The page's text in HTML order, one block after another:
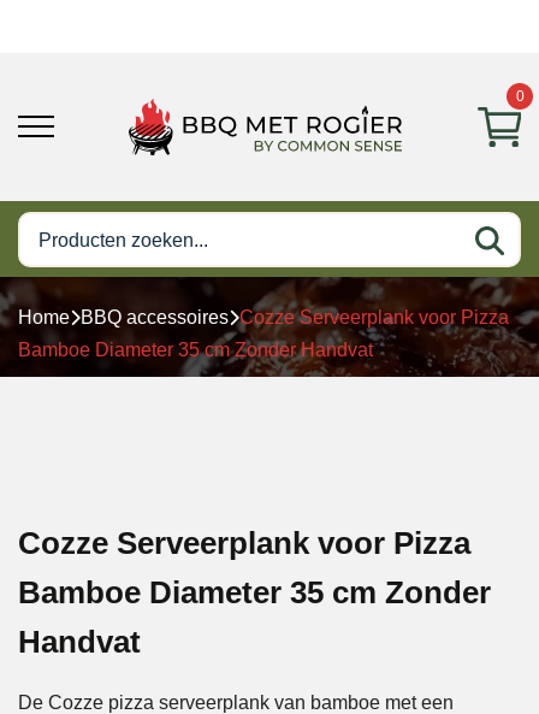
0
Home BBQ accessoires Cozze Serveerplank voor Pizza
Bamboe Diameter 35 cm Zonder Handvat
Cozze Serveerplank voor Pizza
Bamboe Diameter 35 cm Zonder
Handvat
De Cozze pizza serveerplank van bamboe met een